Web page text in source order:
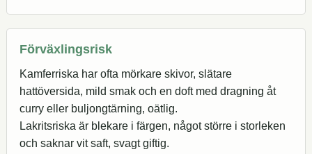
Förväxlingsrisk
Kamferriska har ofta mörkare skivor, slätare
hattöversida, mild smak och en doft med dragning åt
curry eller buljongtärning, oätlig.
Lakritsriska är blekare i färgen, något större i storleken
och saknar vit saft, svagt giftig.